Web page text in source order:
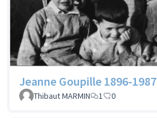
Jeanne Goupille 1896-1987
Thibaut MARMIN 1 0